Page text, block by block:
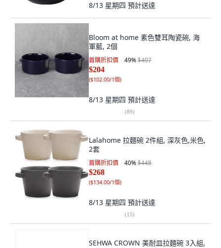
8/13 星期四 預計送達
Bloom at home 素色雙耳陶瓷碗, 海
軍藍, 2個
首購折扣價 49%$407
$204
($102.00/1個)
8/13 星期四 預計送達
(89)
Lalahome 拉麵碗 2件組, 深灰色,米色,
2套
首購折扣價 40%$448
$268
($134.00/1個)
8/13 星期四 預計送達
(15)
SEHWA CROWN 美耐皿拉麵碗 3入組,